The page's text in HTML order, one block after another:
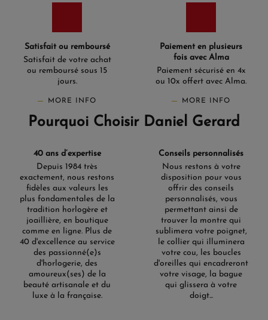
Satisfait ou remboursé
Satisfait de votre achat
ou remboursé sous 15
jours.
MORE INFO
Paiement en plusieurs
fois avec Alma
Paiement sécurisé en 4x
ou 10x offert avec Alma.
MORE INFO
Pourquoi Choisir Daniel Gerard
40 ans d’expertise
Depuis 1984 très
exactement, nous restons
fidèles aux valeurs les
plus fondamentales de la
tradition horlogère et
joaillière, en boutique
comme en ligne. Plus de
40 d'excellence au service
des passionné(e)s
d'horlogerie, des
amoureux(ses) de la
beauté artisanale et du
luxe à la française.
Conseils personnalisés
Nous restons à votre
disposition pour vous
offrir des conseils
personnalisés, vous
permettant ainsi de
trouver la montre qui
sublimera votre poignet,
le collier qui illuminera
votre cou, les boucles
d'oreilles qui encadreront
votre visage, la bague
qui glissera à votre
doigt...